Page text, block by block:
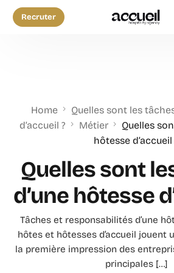
Recruter
Home
Quelles sont les
d’accueil ?
Métier
Quelles
hôtesse d’accueil
Quelles sont
d’une hôtesse
Tâches et responsabilités d’une
hôtes et hôtesses d’accueil jouent
la première impression des
principales […]